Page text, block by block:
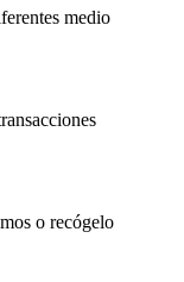
medio
o recógelo